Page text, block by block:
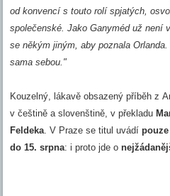
od konvencí s touto rolí spjatých,
společenské. Jako Ganyméd už není
se někým jiným, aby poznala
sama sebou."
Kouzelný, lákavě obsazený příběh z
v češtině a slovenštině, v překladu
Feldeka. V Praze se titul uvádí
do 15. srpna: i proto jde o